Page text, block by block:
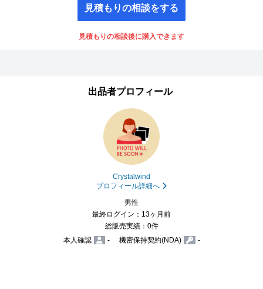
見積もりの相談をする
見積もりの相談後に購入できます
出品者プロフィール
Crystalwind
プロフィール詳細へ
男性
最終ログイン：13ヶ月前
総販売実績：0件
本人確認
- 機密保持契約(NDA) -